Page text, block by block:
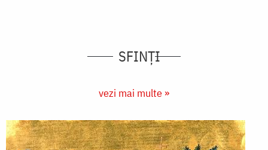
SFINȚI
vezi mai multe »